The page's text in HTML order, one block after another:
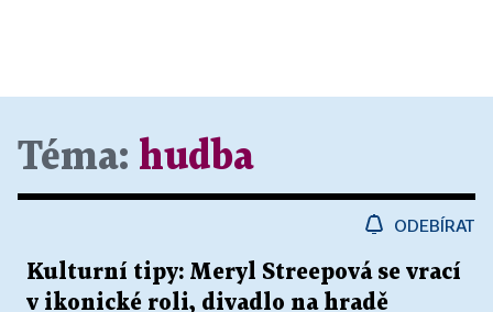
Téma: hudba
ODEBÍRAT
Kulturní tipy: Meryl Streepová se vrací
v ikonické roli, divadlo na hradě